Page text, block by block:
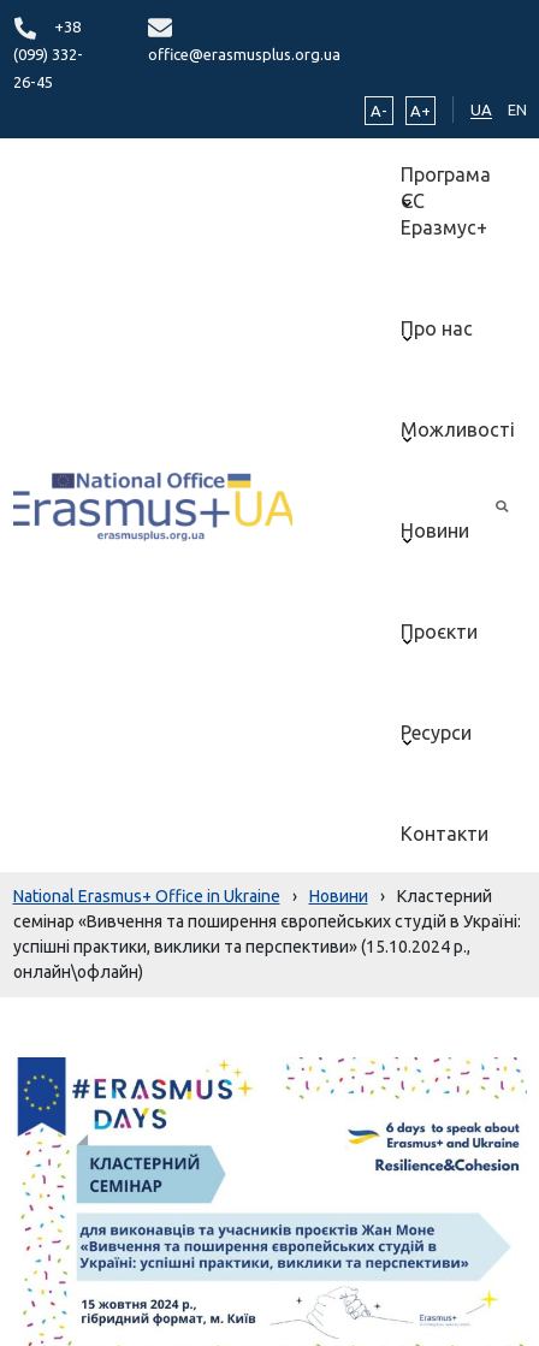
+38
(099) 332-
26-45
office@erasmusplus.org.ua
A- A+ UA EN
Програма
ЄС
Еразмус+
Про нас
Можливості
Новини
Проєкти
Ресурси
Контакти
National Erasmus+ Office in Ukraine › Новини ›
Кластерний
семінар «Вивчення та поширення європейських студій в Україні:
успішні практики, виклики та перспективи» (15.10.2024 р.,
онлайн\офлайн)